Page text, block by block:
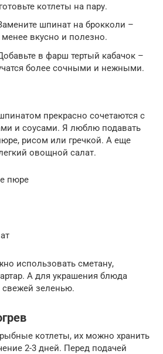
котлеты на пару.
шпинат на брокколи –
менее вкусно и полезно.
в фарш тертый кабачок –
более сочными и нежными.
прекрасно сочетаются с
и соусами. Я люблю подавать
рисом или гречкой. А еще
овощной салат.
пюре
использовать сметану,
А для украшения блюда
зеленью.
котлеты, их можно хранить
2-3 дней. Перед подачей